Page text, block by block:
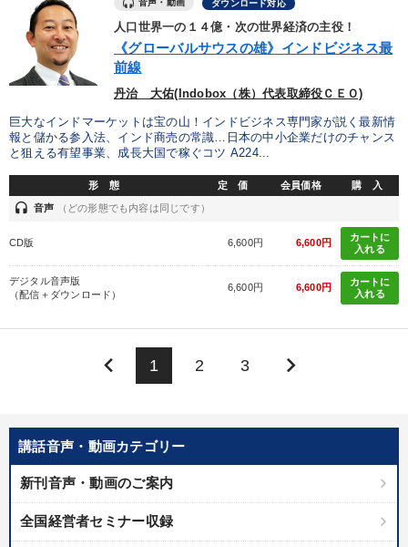
講話音声・動画カテゴリー
新刊音声・動画のご案内
全国経営者セミナー収録
音声・動画 ダウンロード対応
人口世界一の１４億・次の世界経済の主役！
《グローバルサウスの雄》インドビジネス最
前線
丹治 大佑(Indobox（株）代表取締役ＣＥＯ)
巨大なインドマーケットは宝の山！インドビジネス専門家が説く最新情
報と儲かる参入法、インド商売の常識…日本の中小企業だけのチャンス
と狙える有望事業、成長大国で稼ぐコツ A224...
形 態 定 価 会員価格 購 入
headset 音声 （どの形態でも内容は同じです）
CD版 6,600円 6,600円
カートに
入れる
デジタル音声版
（配信＋ダウンロード）
6,600円 6,600円
カートに
入れる
keyboard_arrow_left 1 2 3 keyboard_arrow_right